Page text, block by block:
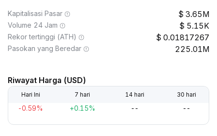
Kapitalisasi Pasar 3.65M
Volume 24 Jam 5.15K
Rekor tertinggi (ATH) 0.01817267
Pasokan yang Beredar 225.01M
Riwayat Harga (USD)
Hari Ini 7 hari 14 hari 30 hari
-0.59% +0.15% -- --